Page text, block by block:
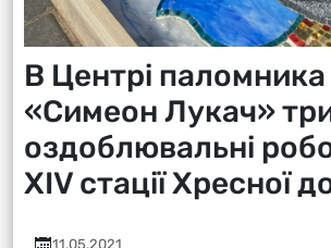
В Центрі паломника
«Симеон Лукач»
оздоблювальні
XIV стації Хресної
11.05.2021